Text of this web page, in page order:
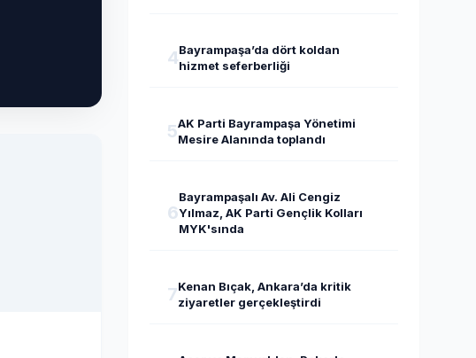
4Bayrampaşa’da dört koldan
hizmet seferberliği
5AK Parti Bayrampaşa Yönetimi
Mesire Alanında toplandı
6
Bayrampaşalı Av. Ali Cengiz
Yılmaz, AK Parti Gençlik Kolları
MYK'sında
7Kenan Bıçak, Ankara’da kritik
ziyaretler gerçekleştirdi